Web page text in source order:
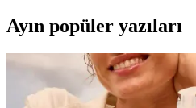
Ayın popüler yazıları